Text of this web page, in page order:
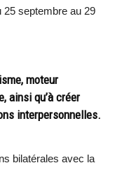
25 septembre au 29
moteur
ainsi qu’à créer
interpersonnelles.
bilatérales avec la